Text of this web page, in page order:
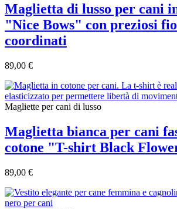
Maglietta di lusso per cani
"Nice Bows" con preziosi
coordinati
89,00 €
Magliette per cani di lusso
Maglietta bianca per cani
cotone "T-shirt Black
89,00 €